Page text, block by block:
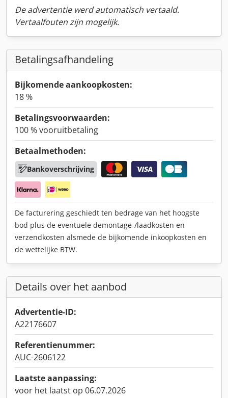
De advertentie werd automatisch vertaald.
Vertaalfouten zijn mogelijk.
Betalingsafhandeling
Bijkomende aankoopkosten:
18 %
Betalingsvoorwaarden:
100 % vooruitbetaling
Betaalmethoden:
Bankoverschrijving
De facturering geschiedt ten bedrage van het hoogste
bod plus de eventuele demontage-/laadkosten en
verzendkosten alsmede de bijkomende inkoopkosten en
de wettelijke BTW.
Details over het aanbod
Advertentie-ID:
A22176607
Referentienummer:
AUC-2606122
Laatste aanpassing:
voor het laatst op 06.07.2026